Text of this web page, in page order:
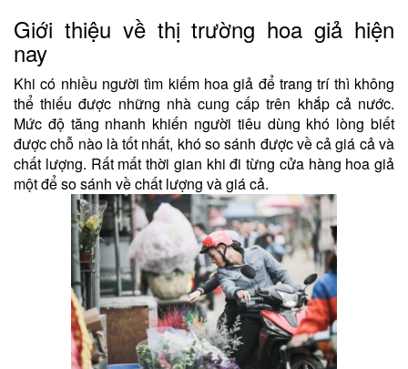
Giới thiệu về thị trường hoa giả hiện
nay
Khi có nhiều người tìm kiếm hoa giả để trang trí thì không
thể thiếu được những nhà cung cấp trên khắp cả nước.
Mức độ tăng nhanh khiến người tiêu dùng khó lòng biết
được chỗ nào là tốt nhất, khó so sánh được về cả giá cả và
chất lượng. Rất mất thời gian khi đi từng cửa hàng hoa giả
một để so sánh về chất lượng và giá cả.